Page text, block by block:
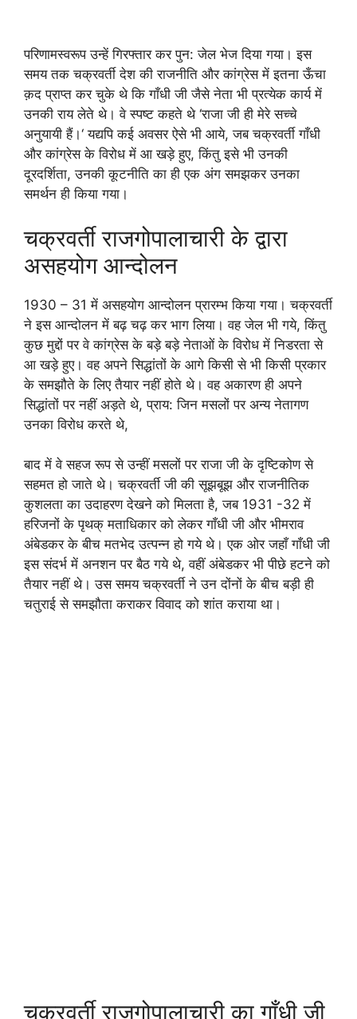
परिणामस्वरूप उन्हें गिरफ्तार कर पुन: जेल भेज दिया गया। इस
समय तक चक्रवर्ती देश की राजनीति और कांग्रेस में इतना ऊँचा
क़द प्राप्त कर चुके थे कि गाँधी जी जैसे नेता भी प्रत्येक कार्य में
उनकी राय लेते थे। वे स्पष्ट कहते थे ‘राजा जी ही मेरे सच्चे
अनुयायी हैं।‘ यद्यपि कई अवसर ऐसे भी आये, जब चक्रवर्ती गाँधी
और कांग्रेस के विरोध में आ खड़े हुए, किंतु इसे भी उनकी
दूरदर्शिता, उनकी कूटनीति का ही एक अंग समझकर उनका
समर्थन ही किया गया।
चक्रवर्ती राजगोपालाचारी के द्वारा
असहयोग आन्दोलन
1930 – 31 में असहयोग आन्दोलन प्रारम्भ किया गया। चक्रवर्ती
ने इस आन्दोलन में बढ़ चढ़ कर भाग लिया। वह जेल भी गये, किंतु
कुछ मुद्दों पर वे कांग्रेस के बड़े बड़े नेताओं के विरोध में निडरता से
आ खड़े हुए। वह अपने सिद्धांतों के आगे किसी से भी किसी प्रकार
के समझौते के लिए तैयार नहीं होते थे। वह अकारण ही अपने
सिद्धांतों पर नहीं अड़ते थे, प्राय: जिन मसलों पर अन्य नेतागण
उनका विरोध करते थे,
बाद में वे सहज रूप से उन्हीं मसलों पर राजा जी के दृष्टिकोण से
सहमत हो जाते थे। चक्रवर्ती जी की सूझबूझ और राजनीतिक
कुशलता का उदाहरण देखने को मिलता है, जब 1931 -32 में
हरिजनों के पृथक् मताधिकार को लेकर गाँधी जी और भीमराव
अंबेडकर के बीच मतभेद उत्पन्न हो गये थे। एक ओर जहाँ गाँधी जी
इस संदर्भ में अनशन पर बैठ गये थे, वहीं अंबेडकर भी पीछे हटने को
तैयार नहीं थे। उस समय चक्रवर्ती ने उन दोंनों के बीच बड़ी ही
चतुराई से समझौता कराकर विवाद को शांत कराया था।
चक्रवर्ती राजगोपालाचारी का गाँधी जी